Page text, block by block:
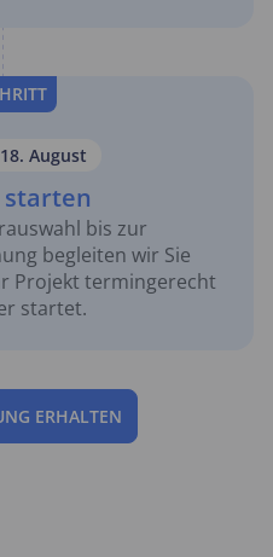
August
starten
bis zur
begleiten wir Sie
Projekt termingerecht
startet.
ERHALTEN